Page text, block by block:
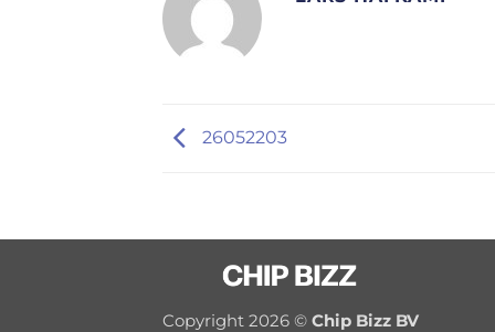
26052203
Copyright 2026 © Chip Bizz BV